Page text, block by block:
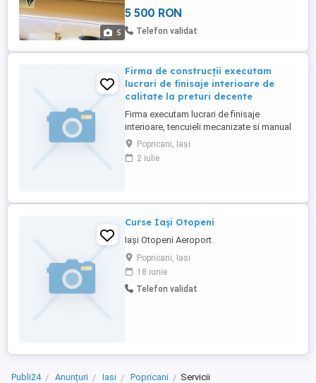
5
5 500 RON
Telefon validat
Firma de construcții executam
lucrari de finisaje interioare de
calitate la preturi decente
Firma executam lucrari de finisaje
interioare, tencuieli mecanizate si manual
calasic, rigips, parchet, gleturi, var, montat
usi int si ext, gresie si faianta,
termosisteme, hidroizolatii cu carton
Popricani, Iasi
2 iulie
Curse Iași Otopeni
Iași Otopeni Aeroport
Popricani, Iasi
18 iunie
Telefon validat
Publi24 Anunțuri Iasi Popricani Servicii